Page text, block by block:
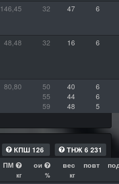
146,45 32 47 6
48,48 32 16 6
80,80 50 40
6
55
44
6
59
48 5
КПШ 126 ТНЖ 6 231
ПМ
кг
ои
%
вес
кг
повт